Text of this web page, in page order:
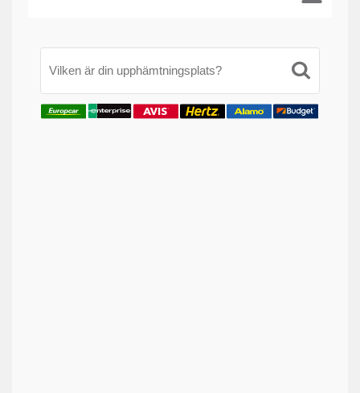
Vilken är din upphämtningsplats?